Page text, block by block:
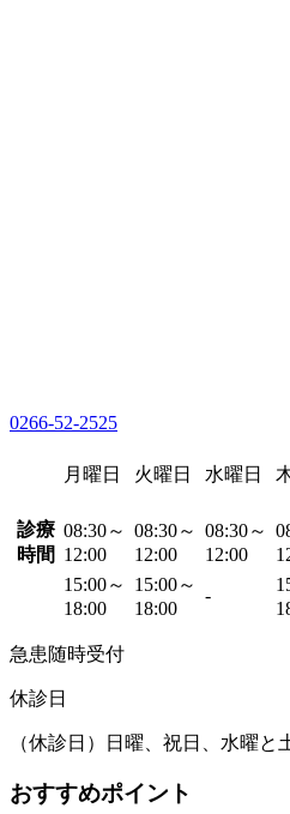
0266-52-2525
月曜日 火曜日 水曜日
診療
時間
08:30～
12:00
08:30～
12:00
08:30～
12:00
15:00～
18:00
15:00～
18:00
-
急患随時受付
休診日
（休診日）日曜、祝日、水曜と
おすすめポイント